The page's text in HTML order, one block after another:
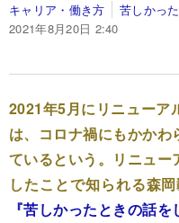
キャリア・働き方
苦しかっ
2021年8月20日 2:40
2021年5月にリニューア
は、コロナ禍にもかかわ
ているという。リニュ
したことで知られる森
『苦しかったときの話